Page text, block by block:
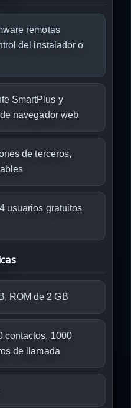
remotas
del instalador o
SmartPlus y
navegador web
de terceros,
usuarios gratuitos
ROM de 2 GB
contactos, 1000
de llamada